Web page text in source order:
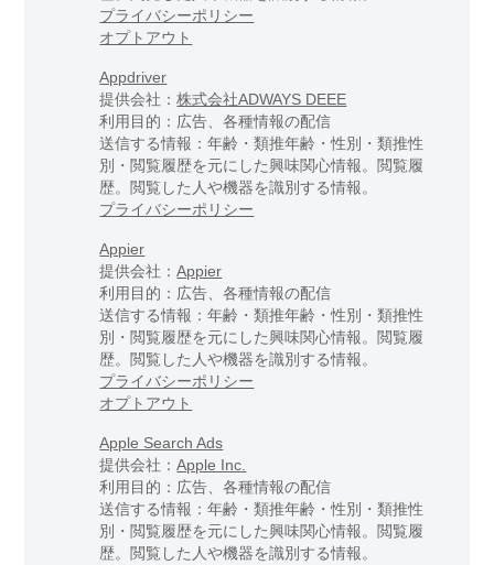
プライバシーポリシー
オプトアウト
Appdriver
提供会社：株式会社ADWAYS DEEE
利用目的：広告、各種情報の配信
送信する情報：年齢・類推年齢・性別・類推性
別・閲覧履歴を元にした興味関心情報。閲覧履
歴。閲覧した人や機器を識別する情報。
プライバシーポリシー
Appier
提供会社：Appier
利用目的：広告、各種情報の配信
送信する情報：年齢・類推年齢・性別・類推性
別・閲覧履歴を元にした興味関心情報。閲覧履
歴。閲覧した人や機器を識別する情報。
プライバシーポリシー
オプトアウト
Apple Search Ads
提供会社：Apple Inc.
利用目的：広告、各種情報の配信
送信する情報：年齢・類推年齢・性別・類推性
別・閲覧履歴を元にした興味関心情報。閲覧履
歴。閲覧した人や機器を識別する情報。